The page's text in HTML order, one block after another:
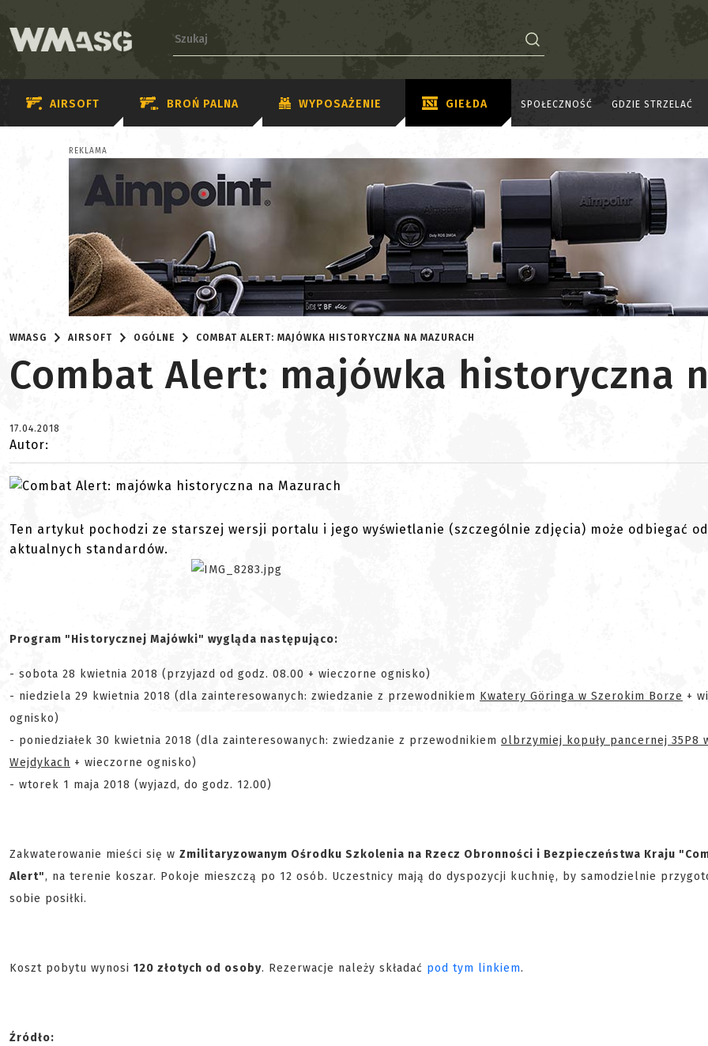
AIRSOFT BROŃ PALNA WYPOSAŻENIE GIEŁDA SPOŁECZNOŚĆ GDZIE STRZELAĆ
REKLAMA
WMASG AIRSOFT OGÓLNE COMBAT ALERT: MAJÓWKA HISTORYCZNA NA MAZURACH
Combat Alert: majówka historyczna
17.04.2018
Autor:
Ten artykuł pochodzi ze starszej wersji portalu i jego wyświetlanie (szczególnie zdjęcia) może odbiegać od
aktualnych standardów.
Program "Historycznej Majówki" wygląda następująco:
- sobota 28 kwietnia 2018 (przyjazd od godz. 08.00 + wieczorne ognisko)
- niedziela 29 kwietnia 2018 (dla zainteresowanych: zwiedzanie z przewodnikiem Kwatery Göringa w Szerokim Borze +
ognisko)
- poniedziałek 30 kwietnia 2018 (dla zainteresowanych: zwiedzanie z przewodnikiem olbrzymiej kopuły pancernej 35P8
Wejdykach + wieczorne ognisko)
- wtorek 1 maja 2018 (wyjazd, do godz. 12.00)
Zakwaterowanie mieści się w Zmilitaryzowanym Ośrodku Szkolenia na Rzecz Obronności i Bezpieczeństwa Kraju
Alert", na terenie koszar. Pokoje mieszczą po 12 osób. Uczestnicy mają do dyspozycji kuchnię, by samodzielnie
sobie posiłki.
Koszt pobytu wynosi 120 złotych od osoby. Rezerwacje należy składać pod tym linkiem.
Źródło: